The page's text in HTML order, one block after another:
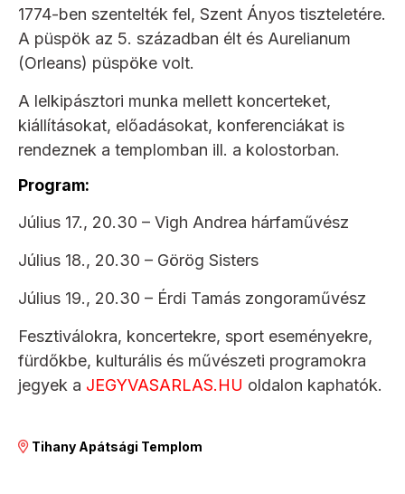
1774-ben szentelték fel, Szent Ányos tiszteletére.
A püspök az 5. században élt és Aurelianum
(Orleans) püspöke volt.
A lelkipásztori munka mellett koncerteket,
kiállításokat, előadásokat, konferenciákat is
rendeznek a templomban ill. a kolostorban.
Program:
Július 17., 20.30 – Vigh Andrea hárfaművész
Július 18., 20.30 – Görög Sisters
Július 19., 20.30 – Érdi Tamás zongoraművész
Fesztiválokra, koncertekre, sport eseményekre,
fürdőkbe, kulturális és művészeti programokra
jegyek a JEGYVASARLAS.HU oldalon kaphatók.
Tihany Apátsági Templom